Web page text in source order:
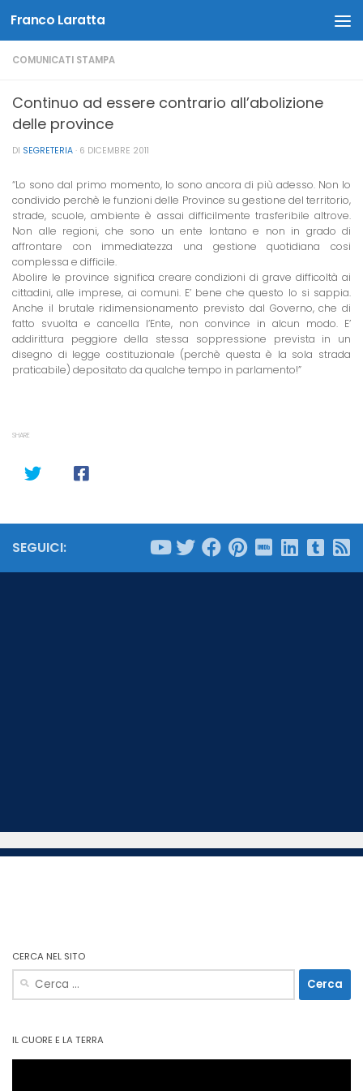
Salta al contenuto
Franco Laratta
COMUNICATI STAMPA
Continuo ad essere contrario all’abolizione
delle province
DI SEGRETERIA · 6 DICEMBRE 2011
“Lo sono dal primo momento, lo sono ancora di più adesso. Non lo
condivido perchè le funzioni delle Province su gestione del territorio,
strade, scuole, ambiente è assai difficilmente trasferibile altrove.
Non alle regioni, che sono un ente lontano e non in grado di
affrontare con immediatezza una gestione quotidiana cosi
complessa e difficile.
Abolire le province significa creare condizioni di grave difficoltà ai
cittadini, alle imprese, ai comuni. E’ bene che questo lo si sappia.
Anche il brutale ridimensionamento previsto dal Governo, che di
fatto svuolta e cancella l’Ente, non convince in alcun modo. E’
addirittura peggiore della stessa soppressione prevista in un
disegno di legge costituzionale (perchè questa è la sola strada
praticabile) depositato da qualche tempo in parlamento!”
SHARE
SEGUICI:
CERCA NEL SITO
Ricerca
per:
IL CUORE E LA TERRA